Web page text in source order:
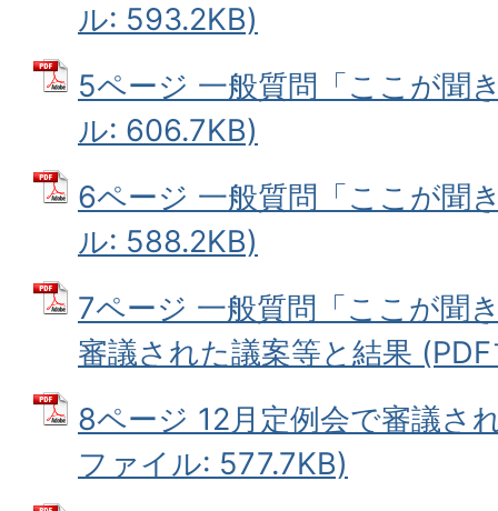
ル: 593.2KB)
5ページ 一般質問「ここが聞
ル: 606.7KB)
6ページ 一般質問「ここが聞
ル: 588.2KB)
7ページ 一般質問「ここが聞
審議された議案等と結果
8ページ 12月定例会で審議さ
ファイル: 577.7KB)